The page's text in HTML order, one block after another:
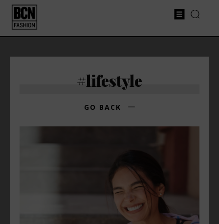
#lifestyle
GO BACK